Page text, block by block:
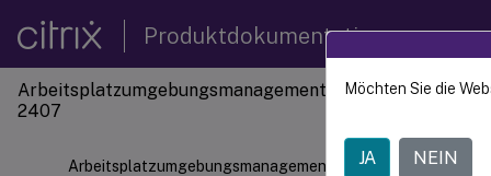
Produktdokumentation
Arbeitsplatzumgebungsmanagement
2407
Arbeitsplatzumgebungsmanagement
Dieser Inhalt
Möchten Sie die
JA NEIN